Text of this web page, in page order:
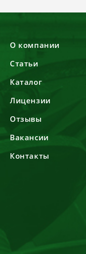
О компании
Статьи
Каталог
Лицензии
Отзывы
Вакансии
Контакты